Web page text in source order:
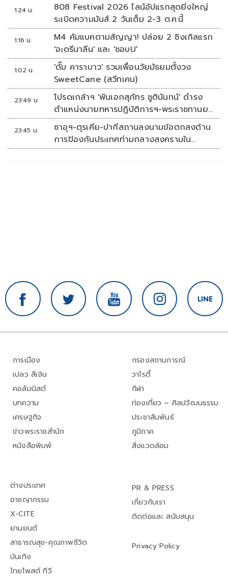
1:24 น.
808 Festival 2026 ไลน์อัปแรกสุดยิ่งใหญ่
ระเบิดความมันส์ 2 วันเต็ม 2-3 ต.ค.นี้
1:16 น.
M4 คัมแบคตามสัญญา! ปล่อย 2 ซิงเกิลแรก
'อะดรีนาลีน' และ 'ชอบU'
1:02 น.
'ดั๊ม คาราบาว' รวมเพื่อนวัยมัธยมตั้งวง
SweetCane (สวีทเคน)
23:49 น.
โปรดเกล้าฯ 'พันเอกสุภัทร ชูตินันทน์' ดำรง
ตำแหน่งนายทหารปฏิบัติการฯ-พระราชทานยศ
'พลตรี'
23:45 น.
ซาอุฯ-ตุรเคีย-ปากีสถานลงนามข้อตกลงด้าน
การป้องกันประเทศท่ามกลางสงครามใน
ภูมิภาค
การเมือง
เปลว สีเงิน
คอลัมนิสต์
บทความ
เศรษฐกิจ
ข่าวพระราชสำนัก
หนังสือพิมพ์
กรองสถานการณ์
วาไรตี้
กีฬา
ท่องเที่ยว – ศิลปวัฒนธรรม
ประชาสัมพันธ์
ภูมิภาค
สิ่งแวดล้อม
ต่างประเทศ
อาชญากรรม
X-CITE
ยานยนต์
สาธารณสุข-คุณภาพชีวิต
บันเทิง
ไทยโพสต์ ทีวี
PR & PRESS
เกี่ยวกับเรา
ติดต่อและ สนับสนุน
Privacy Policy